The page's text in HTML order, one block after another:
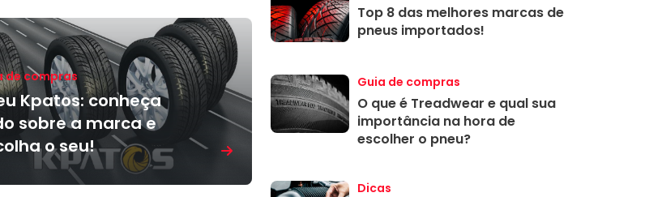
de compras
Kpatos: conheça
sobre a marca e
o seu!
Top 8 das melhores marcas de
pneus importados!
Guia de compras
O que é Treadwear e qual sua
importância na hora de
escolher o pneu?
Dicas